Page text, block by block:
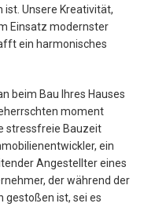
Unsere Kreativität,
Einsatz modernster
ein harmonisches
beim Bau Ihres Hauses
moment
stressfreie Bauzeit
ein
Angestellter eines
der während der
gestoßen ist, sei es